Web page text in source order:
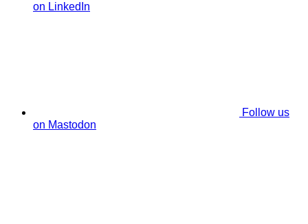
on LinkedIn
Follow us
on Mastodon